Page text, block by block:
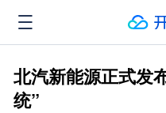
北汽新能源正式发
统”